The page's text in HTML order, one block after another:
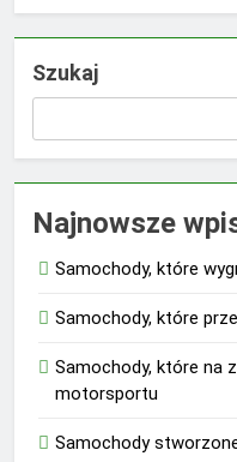
Szukaj
Najnowsze
Samochody, które
Samochody, które
Samochody, które na
motorsportu
Samochody